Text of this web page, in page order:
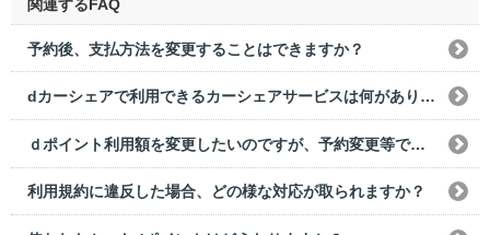
関連するFAQ
予約後、支払方法を変更することはできますか？
dカーシェアで利用できるカーシェアサービスは何がありますか？
ｄポイント利用額を変更したいのですが、予約変更等で変更はできますか？
利用規約に違反した場合、どの様な対応が取られますか？